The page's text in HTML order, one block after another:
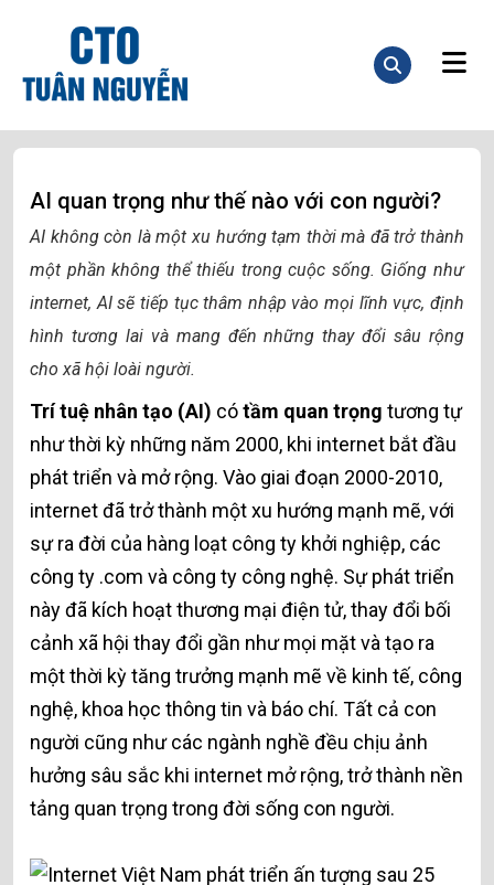
AI quan trọng như thế nào với con người?
AI không còn là một xu hướng tạm thời mà đã trở thành
một phần không thể thiếu trong cuộc sống. Giống như
internet, AI sẽ tiếp tục thâm nhập vào mọi lĩnh vực, định
hình tương lai và mang đến những thay đổi sâu rộng
cho xã hội loài người.
Trí tuệ nhân tạo (AI) cótầm quan trọng tương tự
như thời kỳ những năm 2000, khi internet bắt đầu
phát triển và mở rộng. Vào giai đoạn 2000-2010,
internet đã trở thành một xu hướng mạnh mẽ, với
sự ra đời của hàng loạt công ty khởi nghiệp, các
công ty .com và công ty công nghệ. Sự phát triển
này đã kích hoạt thương mại điện tử, thay đổi bối
cảnh xã hội thay đổi gần như mọi mặt và tạo ra
một thời kỳ tăng trưởng mạnh mẽ về kinh tế, công
nghệ, khoa học thông tin và báo chí. Tất cả con
người cũng như các ngành nghề đều chịu ảnh
hưởng sâu sắc khi internet mở rộng, trở thành nền
tảng quan trọng trong đời sống con người.